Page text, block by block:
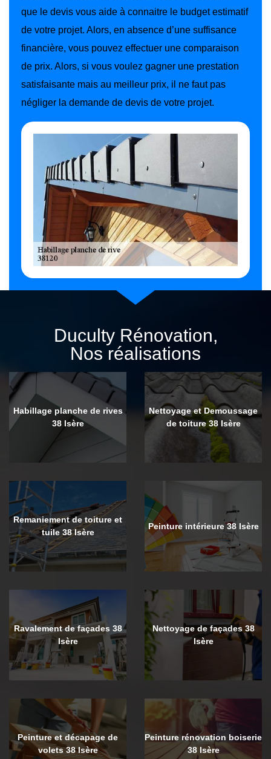
que le devis vous aide à connaitre le budget estimatif
de votre projet. Alors, en absence d’une suffisance
financière, vous pouvez effectuer une comparaison
de prix. Alors, si vous voulez gagner une prestation
satisfaisante mais au meilleur prix, il ne faut pas
négliger la demande de devis de votre projet.
Duculty Rénovation,
Nos réalisations
Habillage planche de rives
38 Isère
Nettoyage et Demoussage
de toiture 38 Isère
Remaniement de toiture et
tuile 38 Isère
Peinture intérieure 38 Isère
Ravalement de façades 38
Isère
Nettoyage de façades 38
Isère
Peinture et décapage de
volets 38 Isère
Peinture rénovation boiserie
38 Isère